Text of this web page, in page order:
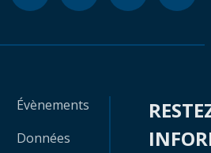
Évènements
Données